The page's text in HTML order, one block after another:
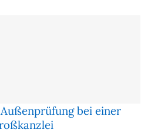
bei einer